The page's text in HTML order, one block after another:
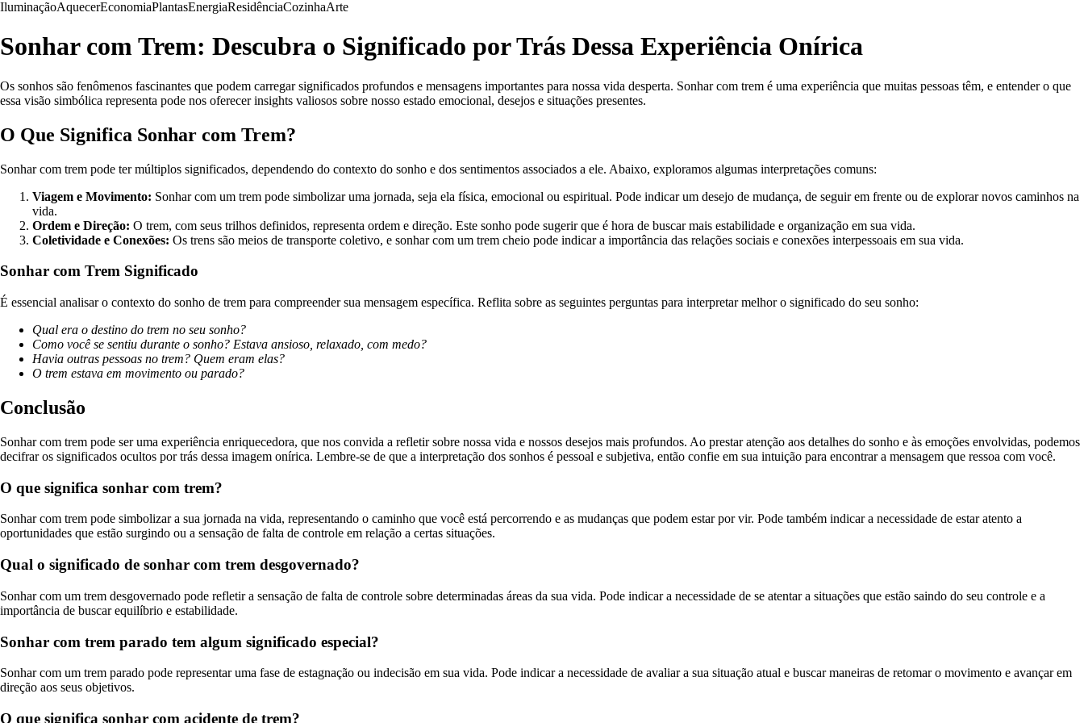
IluminaçãoAquecerEconomiaPlantasEnergiaResidênciaCozinhaArte
Sonhar com Trem: Descubra o Significado por Trás Dessa Experiência Onírica
Os sonhos são fenômenos fascinantes que podem carregar significados profundos e mensagens importantes para nossa vida desperta. Sonhar com trem é uma experiência que muitas pessoas têm, e entender o que
essa visão simbólica representa pode nos oferecer insights valiosos sobre nosso estado emocional, desejos e situações presentes.
O Que Significa Sonhar com Trem?
Sonhar com trem pode ter múltiplos significados, dependendo do contexto do sonho e dos sentimentos associados a ele. Abaixo, exploramos algumas interpretações comuns:
Viagem e Movimento: Sonhar com um trem pode simbolizar uma jornada, seja ela física, emocional ou espiritual. Pode indicar um desejo de mudança, de seguir em frente ou de explorar novos caminhos na
vida.
Ordem e Direção: O trem, com seus trilhos definidos, representa ordem e direção. Este sonho pode sugerir que é hora de buscar mais estabilidade e organização em sua vida.
Coletividade e Conexões: Os trens são meios de transporte coletivo, e sonhar com um trem cheio pode indicar a importância das relações sociais e conexões interpessoais em sua vida.
Sonhar com Trem Significado
É essencial analisar o contexto do sonho de trem para compreender sua mensagem específica. Reflita sobre as seguintes perguntas para interpretar melhor o significado do seu sonho:
Qual era o destino do trem no seu sonho?
Como você se sentiu durante o sonho? Estava ansioso, relaxado, com medo?
Havia outras pessoas no trem? Quem eram elas?
O trem estava em movimento ou parado?
Conclusão
Sonhar com trem pode ser uma experiência enriquecedora, que nos convida a refletir sobre nossa vida e nossos desejos mais profundos. Ao prestar atenção aos detalhes do sonho e às emoções envolvidas, podemos
decifrar os significados ocultos por trás dessa imagem onírica. Lembre-se de que a interpretação dos sonhos é pessoal e subjetiva, então confie em sua intuição para encontrar a mensagem que ressoa com você.
O que significa sonhar com trem?
Sonhar com trem pode simbolizar a sua jornada na vida, representando o caminho que você está percorrendo e as mudanças que podem estar por vir. Pode também indicar a necessidade de estar atento a
oportunidades que estão surgindo ou a sensação de falta de controle em relação a certas situações.
Qual o significado de sonhar com trem desgovernado?
Sonhar com um trem desgovernado pode refletir a sensação de falta de controle sobre determinadas áreas da sua vida. Pode indicar a necessidade de se atentar a situações que estão saindo do seu controle e a
importância de buscar equilíbrio e estabilidade.
Sonhar com trem parado tem algum significado especial?
Sonhar com um trem parado pode representar uma fase de estagnação ou indecisão em sua vida. Pode indicar a necessidade de avaliar a sua situação atual e buscar maneiras de retomar o movimento e avançar em
direção aos seus objetivos.
O que significa sonhar com acidente de trem?